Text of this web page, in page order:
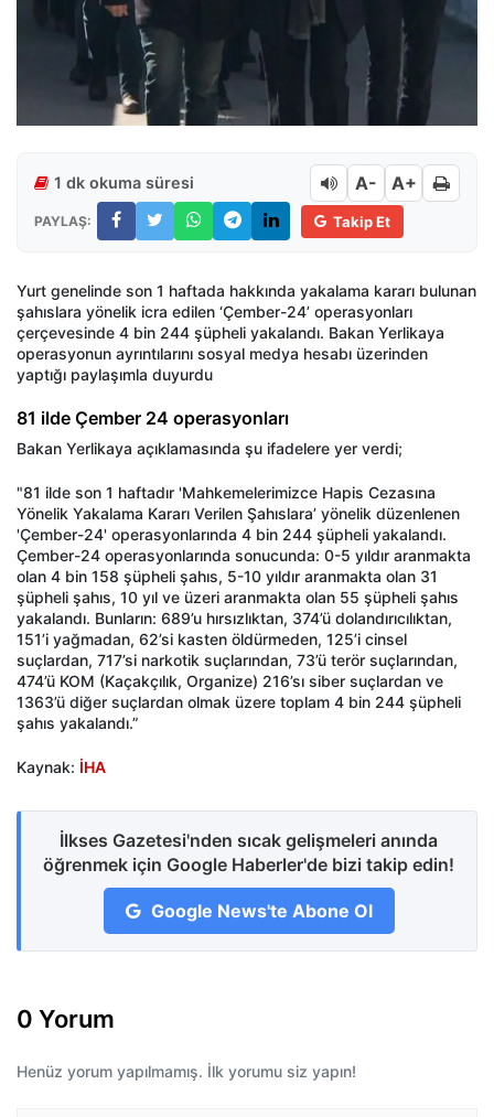
1 dk okuma süresi A- A+
PAYLAŞ: Takip Et
Yurt genelinde son 1 haftada hakkında yakalama kararı bulunan
şahıslara yönelik icra edilen ‘Çember-24’ operasyonları
çerçevesinde 4 bin 244 şüpheli yakalandı. Bakan Yerlikaya
operasyonun ayrıntılarını sosyal medya hesabı üzerinden
yaptığı paylaşımla duyurdu
81 ilde Çember 24 operasyonları
Bakan Yerlikaya açıklamasında şu ifadelere yer verdi;
"81 ilde son 1 haftadır 'Mahkemelerimizce Hapis Cezasına
Yönelik Yakalama Kararı Verilen Şahıslara’ yönelik düzenlenen
'Çember-24' operasyonlarında 4 bin 244 şüpheli yakalandı.
Çember-24 operasyonlarında sonucunda: 0-5 yıldır aranmakta
olan 4 bin 158 şüpheli şahıs, 5-10 yıldır aranmakta olan 31
şüpheli şahıs, 10 yıl ve üzeri aranmakta olan 55 şüpheli şahıs
yakalandı. Bunların: 689’u hırsızlıktan, 374’ü dolandırıcılıktan,
151’i yağmadan, 62’si kasten öldürmeden, 125’i cinsel
suçlardan, 717’si narkotik suçlarından, 73’ü terör suçlarından,
474’ü KOM (Kaçakçılık, Organize) 216’sı siber suçlardan ve
1363’ü diğer suçlardan olmak üzere toplam 4 bin 244 şüpheli
şahıs yakalandı.”
Kaynak: İHA
İlkses Gazetesi'nden sıcak gelişmeleri anında
öğrenmek için Google Haberler'de bizi takip edin!
Google News'te Abone Ol
0 Yorum
Henüz yorum yapılmamış. İlk yorumu siz yapın!